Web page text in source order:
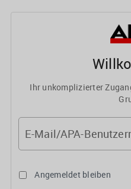
Ihr unkomplizierter
E-Mail/APA-
Angemeldet bleiben